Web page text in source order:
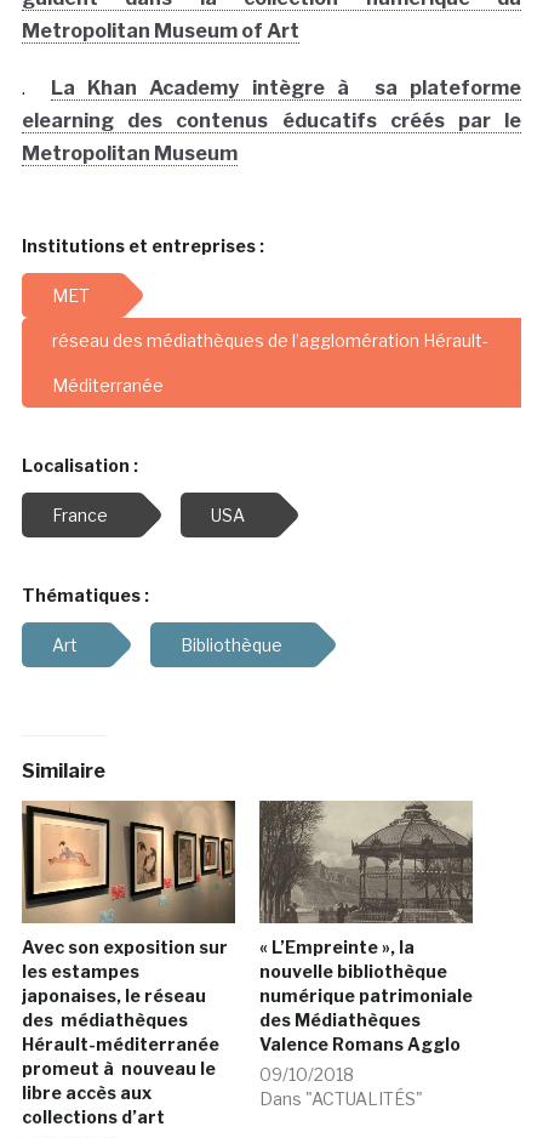
Metropolitan Museum of Art
.
La Khan Academy intègre à sa plateforme
elearning des contenus éducatifs créés par le
Metropolitan Museum
Institutions et entreprises :
MET
réseau des médiathèques de l’agglomération Hérault-
Méditerranée
Localisation :
France USA
Thématiques :
Art Bibliothèque
Similaire
Avec son exposition sur
les estampes
japonaises, le réseau
des médiathèques
Hérault-méditerranée
promeut à nouveau le
libre accès aux
collections d’art
« L’Empreinte », la
nouvelle bibliothèque
numérique patrimoniale
des Médiathèques
Valence Romans Agglo
09/10/2018
Dans "ACTUALITÉS"